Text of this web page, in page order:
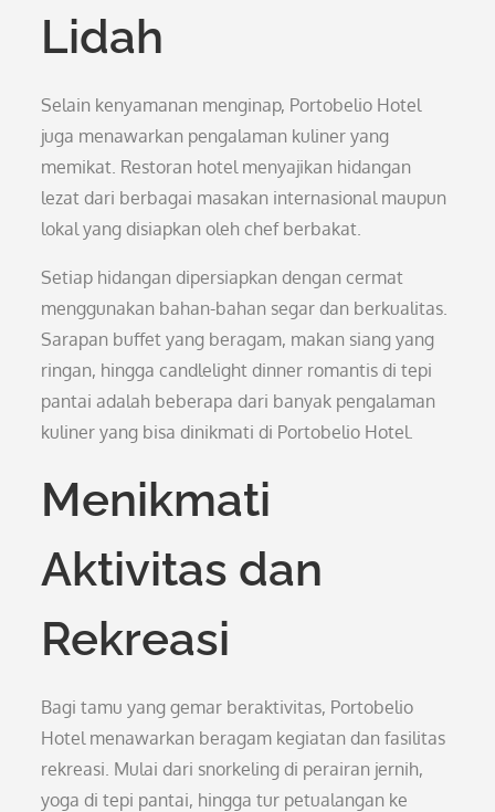
Lidah
Selain kenyamanan menginap, Portobelio Hotel
juga menawarkan pengalaman kuliner yang
memikat. Restoran hotel menyajikan hidangan
lezat dari berbagai masakan internasional maupun
lokal yang disiapkan oleh chef berbakat.
Setiap hidangan dipersiapkan dengan cermat
menggunakan bahan-bahan segar dan berkualitas.
Sarapan buffet yang beragam, makan siang yang
ringan, hingga candlelight dinner romantis di tepi
pantai adalah beberapa dari banyak pengalaman
kuliner yang bisa dinikmati di Portobelio Hotel.
Menikmati
Aktivitas dan
Rekreasi
Bagi tamu yang gemar beraktivitas, Portobelio
Hotel menawarkan beragam kegiatan dan fasilitas
rekreasi. Mulai dari snorkeling di perairan jernih,
yoga di tepi pantai, hingga tur petualangan ke